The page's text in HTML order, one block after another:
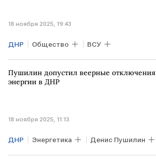
18 ноября 2025, 19:43
ДНР Общество ВСУ
Денис Пушилин РОССИЯ
энергетика
Пушилин допустил веерные отключения
энергии в ДНР
18 ноября 2025, 11:13
ДНР Энергетика Денис Пушилин
энергоснабжение